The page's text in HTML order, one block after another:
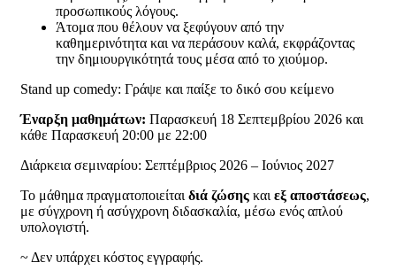
προσωπικούς λόγους.
Άτομα που θέλουν να ξεφύγουν από την
καθημερινότητα και να περάσουν καλά, εκφράζοντας
την δημιουργικότητά τους μέσα από το χιούμορ.
Stand up comedy: Γράψε και παίξε το δικό σου κείμενο
Έναρξη μαθημάτων: Παρασκευή 18 Σεπτεμβρίου 2026 και
κάθε Παρασκευή 20:00 με 22:00
Διάρκεια σεμιναρίου: Σεπτέμβριος 2026 – Ιούνιος 2027
Το μάθημα πραγματοποιείται διά ζώσης και εξ αποστάσεως,
με σύγχρονη ή ασύγχρονη διδασκαλία, μέσω ενός απλού
υπολογιστή.
~ Δεν υπάρχει κόστος εγγραφής.